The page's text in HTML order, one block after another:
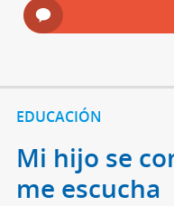
EDUCACIÓN
Mi hijo se
me escucha